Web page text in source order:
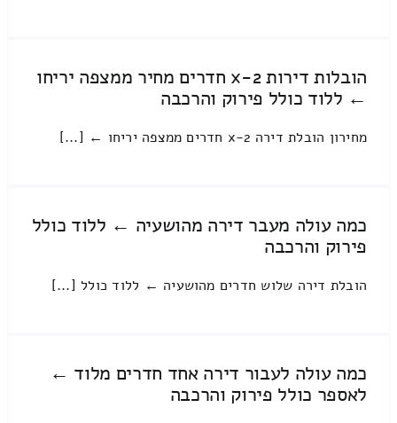
הובלות דירות 2-x חדרים מחיר ממצפה יריחו
← ללוד כולל פירוק והרכבה
מחירון הובלת דירה 2-x חדרים ממצפה יריחו ← [...]
כמה עולה מעבר דירה מהושעיה ← ללוד כולל
פירוק והרכבה
הובלת דירה שלוש חדרים מהושעיה ← ללוד כולל [...]
כמה עולה לעבור דירה אחד חדרים מלוד ←
לאספר כולל פירוק והרכבה